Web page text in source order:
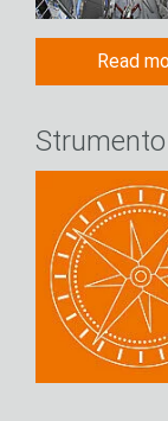
Read